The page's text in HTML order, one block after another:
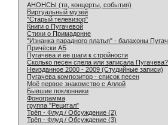
АНОНСЫ (тв, концерты, события)
Виртуальный музей
"Старый телевизор"
Книги о Пугачевой
Стихи о Примадонне
"Изнанка парадного платья" - балахоны
Причёски АБ
Пугачева и ее шаги к стройности
Сколько песен спела или записала Пугачева?
Неизданное 2000 - 2009 (Студийные записи)
Пугачева композитор - список песен
Моё первое знакомство с Аллой
Бывшие поклонники
Фонограмма
группа "Рецитал"
Трёп - Флуд / Обсуждение (2)
Трёп - Флуд / Обсуждение (3)